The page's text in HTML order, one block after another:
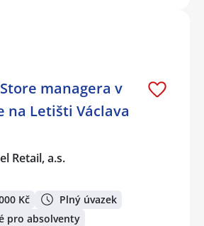
managera v
na Letišti Václava
Retail, a.s.
Kč
Plný úvazek
pro absolventy